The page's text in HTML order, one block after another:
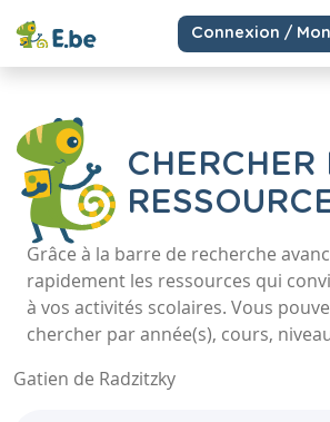
Connexion /
CHERCHER
Grâce à la barre de recherche
rapidement les ressources qui
à vos activités scolaires. Vous
chercher par année(s), cours,
Gatien de Radzitzky